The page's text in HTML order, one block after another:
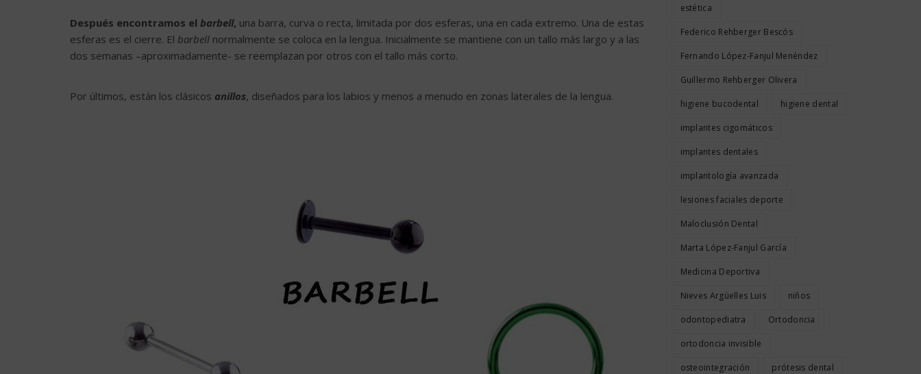
Después encontramos el barbell, una barra, curva o recta, limitada por dos esferas, una en cada extremo. Una de estas
esferas es el cierre. El barbell normalmente se coloca en la lengua. Inicialmente se mantiene con un tallo más largo y a las
dos semanas –aproximadamente- se reemplazan por otros con el tallo más corto.
Por últimos, están los clásicos anillos, diseñados para los labios y menos a menudo en zonas laterales de la lengua.
estética
Federico Rehberger Bescós
Fernando López-Fanjul Menéndez
Guillermo Rehberger Olivera
higiene bucodental higiene dental
implantes cigomáticos
implantes dentales
implantología avanzada
lesiones faciales deporte
Maloclusión Dental
Marta López-Fanjul García
Medicina Deportiva
Nieves Argüelles Luis niños
odontopediatra Ortodoncia
ortodoncia invisible
osteointegración prótesis dental